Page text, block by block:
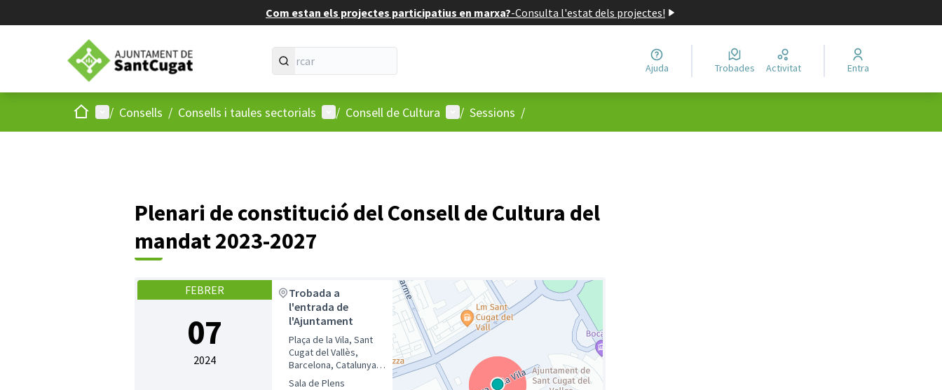
Com estan els projectes participatius en marxa?-Consulta l'estat dels projectes!
Ajuda Trobades Activitat Entra
Inici Menú principal
/ Consells / Consells i taules sectorials Menú d'usuari
/ Consell de Cultura Menú d'usuari
/ Sessions /
Plenari de constitució del Consell de Cultura del
mandat 2023-2027
FEBRER
07
2024
Trobada a
l'entrada de
l'Ajuntament
Plaça de la Vila, Sant
Cugat del Vallès,
Barcelona, Catalunya,
Espanya
Sala de Plens